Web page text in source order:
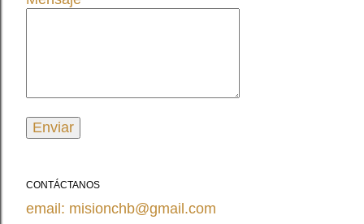
CONTÁCTANOS
email: misionchb@gmail.com